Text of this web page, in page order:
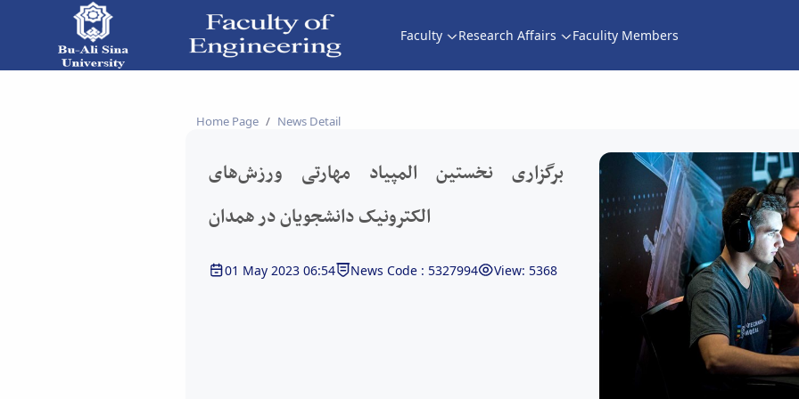
Faculty Research Affairs Faculity Members
نخستین المپیاد مهارتی ورزش‌های الکترونیک دانشجویان در همدان - دانشکده فنی و مهندسی
Home Page News Detail
برگزاری نخستین المپیاد مهارتی ورزش‌های
الکترونیک دانشجویان در همدان
01 May 2023 06:54 News Code : 5327994 View: 5368